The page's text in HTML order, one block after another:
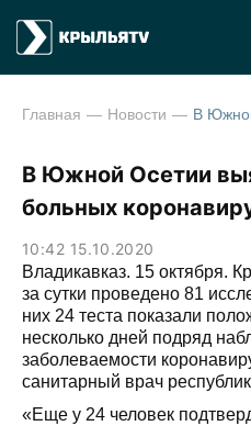
Главная Новости
В Южной Осетии
больных
10:42 15.10.2020
Владикавказ. 15 октября.
за сутки проведено 81
них 24 теста показали
несколько дней подряд
заболеваемости
санитарный врач
«Еще у 24 человек